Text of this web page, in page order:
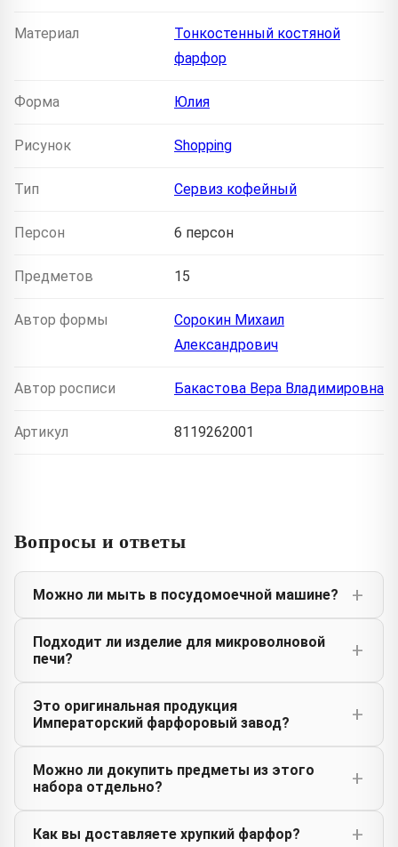
Материал
Тонкостенный костяной
фарфор
Форма Юлия
Рисунок Shopping
Тип Сервиз кофейный
Персон 6 персон
Предметов 15
Автор формы
Сорокин Михаил
Александрович
Автор росписи Бакастова Вера Владимировна
Артикул 8119262001
Вопросы и ответы
Можно ли мыть в посудомоечной машине?
Подходит ли изделие для микроволновой
печи?
Это оригинальная продукция
Императорский фарфоровый завод?
Можно ли докупить предметы из этого
набора отдельно?
Как вы доставляете хрупкий фарфор?